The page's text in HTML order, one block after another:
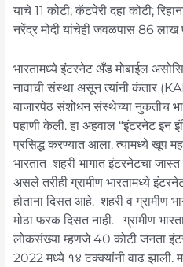
याचे 11 कोटी; कॅटपेरी दहा कोटी;
नरेंद्र मोदी यांचेही जवळपास 86
भारतामध्ये इंटरनेट अँड मोबाईल
नावाची संस्था असून त्यांनी कंतार
बाजारपेठ संशोधन संस्थेच्या नुकतीच
पहाणी केली. हा अहवाल “इंटरनेट इन
प्रसिद्ध करण्यात आला. त्यामध्ये खूप
भारतात शहरी भागात इंटरनेटचा
असले तरीही ग्रामीण भारतामध्ये
होताना दिसत आहे. शहरी व ग्रामीण
मोठा फरक दिसत नाही. ग्रामीण
लोकसंख्या म्हणजे 40 कोटी जनता
2022 मध्ये १४ टक्क्यांनी वाढ झाली.